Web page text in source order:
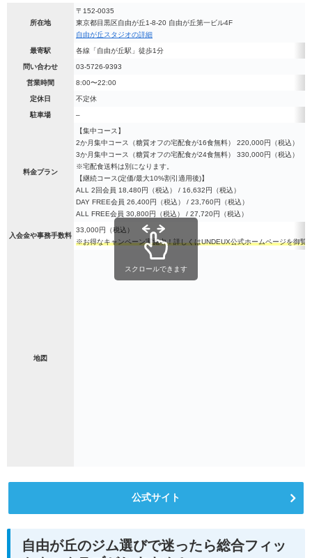
所在地
〒152-0035
東京都目黒区自由が丘1-8-20 自由が丘第一ビル4F
自由が丘スタジオの詳細
最寄駅 各線「自由が丘駅」徒歩1分
問い合わせ 03-5726-9393
営業時間 8:00〜22:00
定休日 不定休
駐車場 –
料金プラン
【集中コース】
2か月集中コース（糖質オフの宅配食が16食無料） 220,000円（税込）
3か月集中コース（糖質オフの宅配食が24食無料） 330,000円（税込）
※宅配食送料は別になります。
【継続コース(定価/最大10%割引適用後)】
ALL 2回会員 18,480円（税込） / 16,632円（税込）
DAY FREE会員 26,400円（税込） / 23,760円（税込）
ALL FREE会員 30,800円（税込） / 27,720円（税込）
入会金や事務手数料
33,000円（税込）
※お得なキャンペーン実施中！詳しくはUNDEUX公式ホームページを御覧
地図
スクロールできます
公式サイト
自由が丘のジム選びで迷ったら総合フィッ